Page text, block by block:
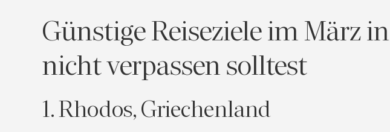
Günstige Reiseziele im März
nicht verpassen solltest
1. Rhodos, Griechenland